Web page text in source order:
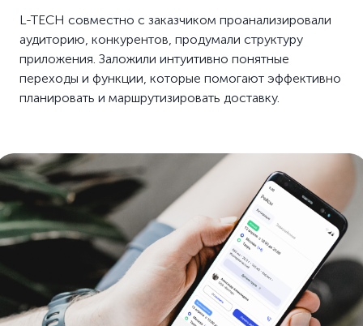
L-TECH совместно с заказчиком проанализировали
аудиторию, конкурентов, продумали структуру
приложения. Заложили интуитивно понятные
переходы и функции, которые помогают эффективно
планировать и маршрутизировать доставку.